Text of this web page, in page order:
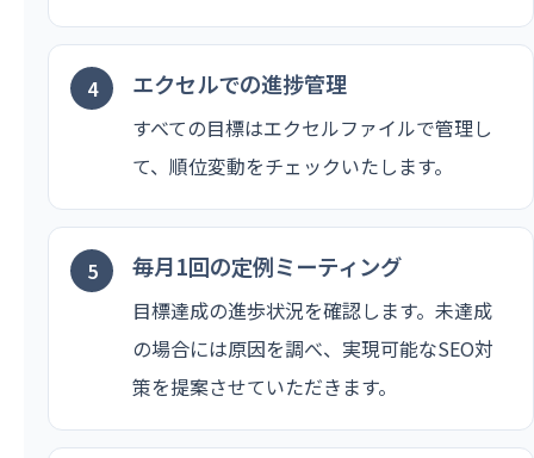
エクセルでの進捗管理
すべての目標はエクセルファイルで管理し
て、順位変動をチェックいたします。
毎月1回の定例ミーティング
目標達成の進歩状況を確認します。未達成
の場合には原因を調べ、実現可能なSEO対
策を提案させていただきます。